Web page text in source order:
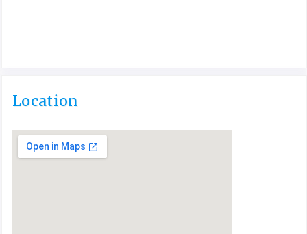
Location